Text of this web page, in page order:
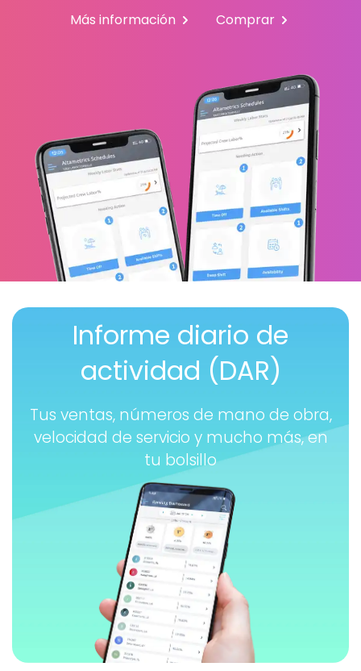
Más información Comprar
Informe diario de
actividad (DAR)
Tus ventas, números de mano de obra,
velocidad de servicio y mucho más, en
tu bolsillo